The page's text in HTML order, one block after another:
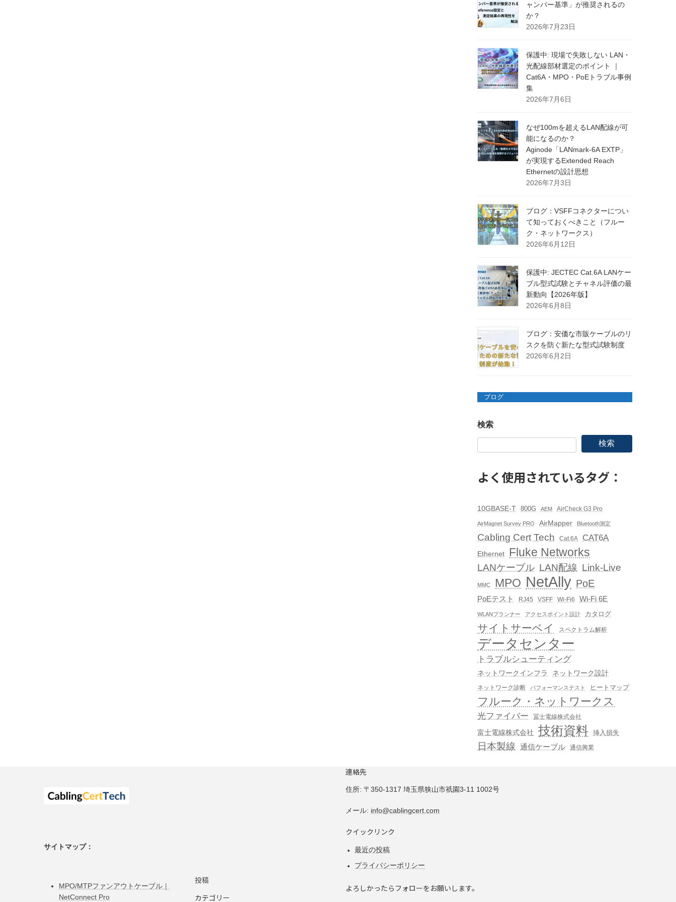
ャンパー基準」が推奨されるの
か？
2026年7月23日
保護中: 現場で失敗しない LAN・
光配線部材選定のポイント ｜
Cat6A・MPO・PoEトラブル事例
集
2026年7月6日
なぜ100mを超えるLAN配線が可
能になるのか？
Aginode「LANmark-6A EXTP」
が実現するExtended Reach
Ethernetの設計思想
2026年7月3日
ブログ：VSFFコネクターについ
て知っておくべきこと（フルー
ク・ネットワークス）
2026年6月12日
保護中: JECTEC Cat.6A LANケー
ブル型式試験とチャネル評価の最
新動向【2026年版】
2026年6月8日
ブログ：安価な市販ケーブルのリ
スクを防ぐ新たな型式試験制度
2026年6月2日
ブログ
検索
検索
よく使用されているタグ：
10GBASE-T 800G AEM AirCheck G3 Pro
AirMagnet Survey PRO AirMapper Bluetooth測定
Cabling Cert Tech Cat.6A CAT6A
Ethernet Fluke Networks
LANケーブル LAN配線 Link-Live
MMC MPO NetAlly PoE
PoEテスト RJ45 VSFF Wi-Fi6 Wi-Fi 6E
WLANプランナー アクセスポイント設計 カタログ
サイトサーベイ スペクトラム解析
データセンター
トラブルシューティング
ネットワークインフラ ネットワーク設計
ネットワーク診断 パフォーマンステスト ヒートマップ
フルーク・ネットワークス
光ファイバー 冨士電線株式会社
富士電線株式会社 技術資料 挿入損失
日本製線 通信ケーブル 通信興業
サイトマップ：
MPO/MTPファンアウトケーブル｜
NetConnect Pro
投稿
カテゴリー
連絡先
住所: 〒350-1317 埼玉県狭山市祇園3-11 1002号
メール: info@cablingcert.com
クイックリンク
最近の投稿
プライバシーポリシー
よろしかったらフォローをお願いします。